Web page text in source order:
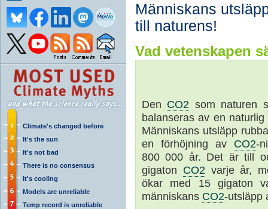
Climate's changed before
It's the sun
It's not bad
There is no consensus
It's cooling
Models are unreliable
Temp record is unreliable
Människans
till naturens!
Vad vetenskapen
Den CO2 som naturen
balanseras av en
Människans utsläpp
en förhöjning av CO2-
800 000 år. Det är till
gigaton CO2 varje år,
ökar med 15 gigaton
människans CO2-utsläpp